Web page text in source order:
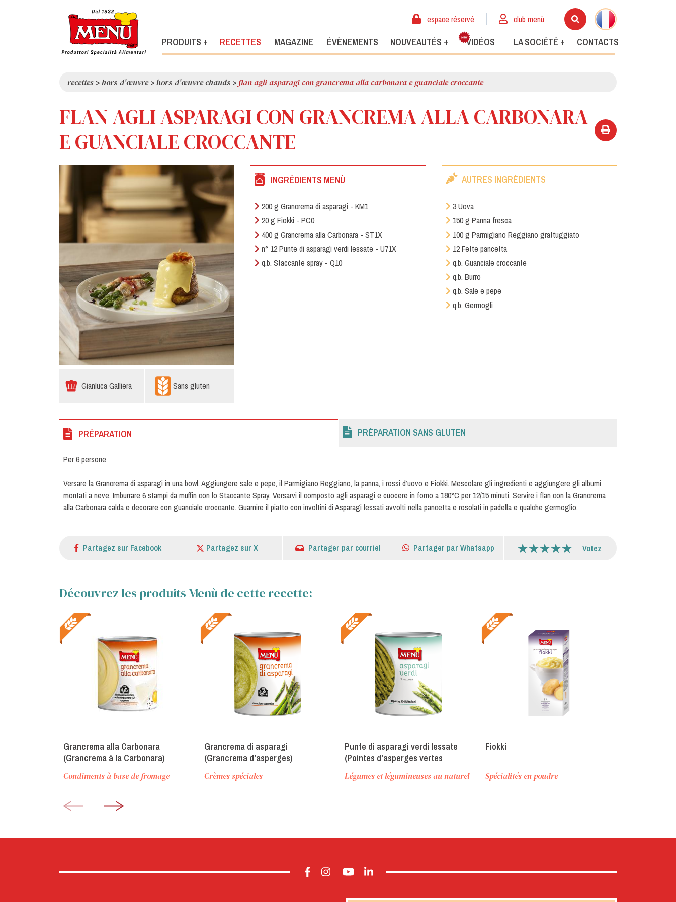
espace réservé club menù
PRODUITS + RECETTES MAGAZINE ÉVÈNEMENTS NOUVEAUTÉS + VIDÉOS LA SOCIÉTÉ + CONTACTS
recettes >hors-d'œuvre>hors-d'œuvre chauds > flan agli asparagi con grancrema alla carbonara e guanciale croccante
FLAN AGLI ASPARAGI CON GRANCREMA ALLA CARBONARA
E GUANCIALE CROCCANTE
Gianluca Galliera Sans gluten
INGRÉDIENTS MENÙ
200 g Grancrema di asparagi - KM1
20 g Fiokki - PC0
400 g Grancrema alla Carbonara - ST1X
n° 12 Punte di asparagi verdi lessate - U71X
q.b. Staccante spray - Q10
AUTRES INGRÉDIENTS
3 Uova
150 g Panna fresca
100 g Parmigiano Reggiano grattuggiato
12 Fette pancetta
q.b. Guanciale croccante
q.b. Burro
q.b. Sale e pepe
q.b. Germogli
PRÉPARATION
Per 6 persone
Versare la Grancrema di asparagi in una bowl. Aggiungere sale e pepe, il Parmigiano Reggiano, la panna, i rossi d’uovo e Fiokki. Mescolare gli ingredienti e aggiungere gli albumi
montati a neve. Imburrare 6 stampi da muffin con lo Staccante Spray. Versarvi il composto agli asparagi e cuocere in forno a 180°C per 12/15 minuti. Servire i flan con la Grancrema
alla Carbonara calda e decorare con guanciale croccante. Guarnire il piatto con involtini di Asparagi lessati avvolti nella pancetta e rosolati in padella e qualche germoglio.
PRÉPARATION SANS GLUTEN
Partagez sur Facebook Partagez sur X Partager par courriel Partager par Whatsapp Votez
Découvrez les produits Menù de cette recette:
Grancrema alla Carbonara
(Grancrema à la Carbonara)
Condiments à base de fromage
Grancrema di asparagi
(Grancrema d'asperges)
Crèmes spéciales
Punte di asparagi verdi lessate
(Pointes d'asperges vertes
bouillies)
Légumes et légumineuses au naturel
Fiokki
Spécialités en poudre